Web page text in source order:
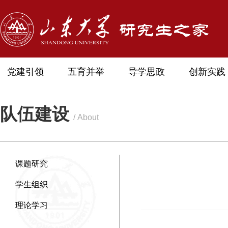
党建引领 五育并举 导学思政 创新实践
队伍建设 / About
课题研究
学生组织
理论学习